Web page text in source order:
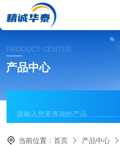
PRODUCT CENTER
产品中心
当前位置：首页 产品中心